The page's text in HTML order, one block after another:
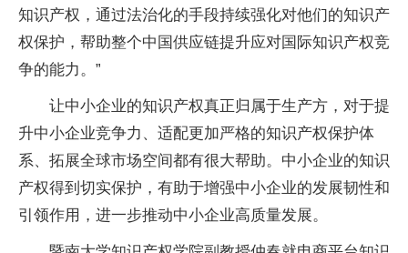
知识产权，通过法治化的手段持续强化对他们的知识产
权保护，帮助整个中国供应链提升应对国际知识产权竞
争的能力。”
让中小企业的知识产权真正归属于生产方，对于提
升中小企业竞争力、适配更加严格的知识产权保护体
系、拓展全球市场空间都有很大帮助。中小企业的知识
产权得到切实保护，有助于增强中小企业的发展韧性和
引领作用，进一步推动中小企业高质量发展。